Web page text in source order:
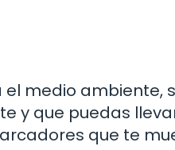
medio ambiente,
y que puedas
que te